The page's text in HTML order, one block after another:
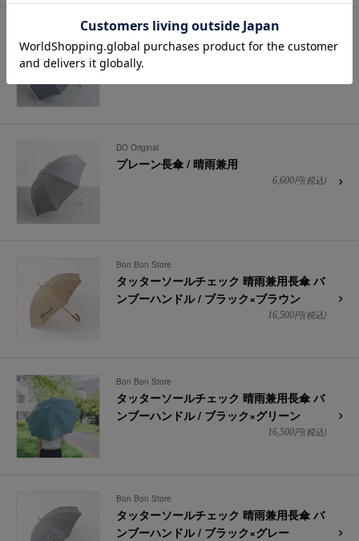
DO Original
ギンガム長傘 / 晴雨兼用（遮光）
DO Original
プレーン長傘 / 晴雨兼用
6,600円(税込)
Bon Bon Store
タッターソールチェック 晴雨兼用長傘 バ
ンブーハンドル / ブラック×ブラウン
16,500円(税込)
Bon Bon Store
タッターソールチェック 晴雨兼用長傘 バ
ンブーハンドル / ブラック×グリーン
16,500円(税込)
Bon Bon Store
タッターソールチェック 晴雨兼用長傘 バ
ンブーハンドル / ブラック×グレー